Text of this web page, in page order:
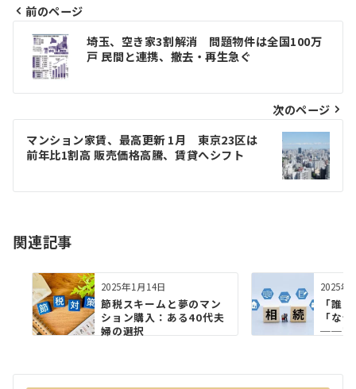
ナ
ビ
ゲ
ー
シ
ン
前のページ
埼玉、空き家3割解消 問題物件は全国100万
戸 民間と連携、撤去・再生急ぐ
次のページ
マンション家賃、最高更新 1月 東京23区は
前年比1割高 販売価格高騰、賃貸へシフト
関連記事
2025年1月14日
節税スキームと夢のマン
ション購入：ある40代夫
婦の選択
2025年
「誰
「な
──富